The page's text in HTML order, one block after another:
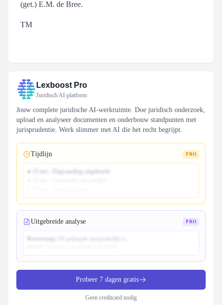
(get.) E.M. de Bree.
TM
Lexboost Pro
Juridisch AI-platform
Jouw complete juridische AI-werkruimte. Doe juridisch onderzoek,
upload en analyseer documenten en onderbouw standpunten met
jurisprudentie. Werk slimmer met AI die het recht begrijpt.
Tijdlijn PRO
● 15 mrt - Dagvaarding uitgebracht
Uitgebreide analyse PRO
Probeer 7 dagen gratis
Geen creditcard nodig